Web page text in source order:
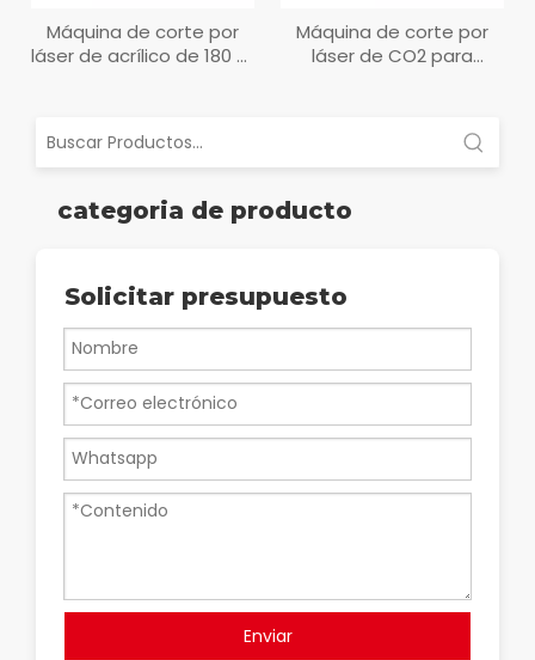
Máquina de corte por
láser de acrílico de 180 W
Máquina de corte por
láser de CO2 para
categoria de producto
Solicitar presupuesto
Enviar